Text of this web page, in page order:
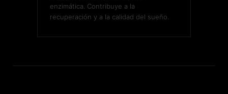
enzimática. Contribuye a la
recuperación y a la calidad del sueño.